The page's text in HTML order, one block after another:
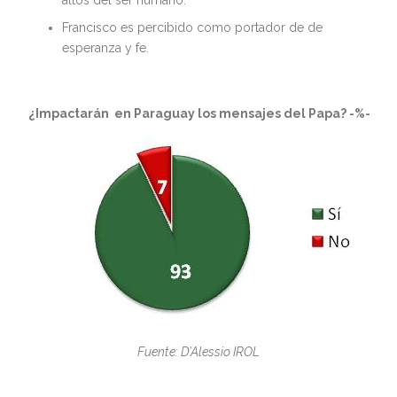
Francisco es percibido como portador de de
esperanza y fe.
¿Impactarán en Paraguay los mensajes del Papa? -%-
Fuente: D’Alessio IROL